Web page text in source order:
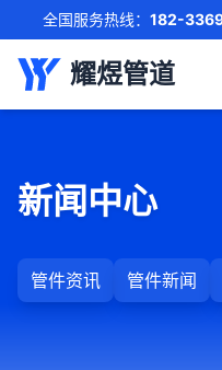
全国服务热线： 182-
耀煜管道
联系我们
新闻中心
管件资讯 管件新闻